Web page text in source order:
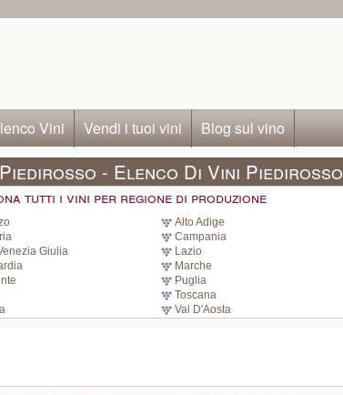
Vini Vendi i tuoi vini Blog sul vino
- Elenco Di Vini Piedirosso
tutti i vini per regione di produzione
Alto Adige
Campania
Giulia
Lazio
Marche
Puglia
Toscana
Val D'Aosta